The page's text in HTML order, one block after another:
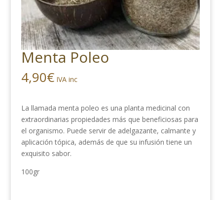
Menta Poleo
4,90€ IVA inc
La llamada menta poleo es una planta medicinal con
extraordinarias propiedades más que beneficiosas para
el organismo. Puede servir de adelgazante, calmante y
aplicación tópica, además de que su infusión tiene un
exquisito sabor.
100gr